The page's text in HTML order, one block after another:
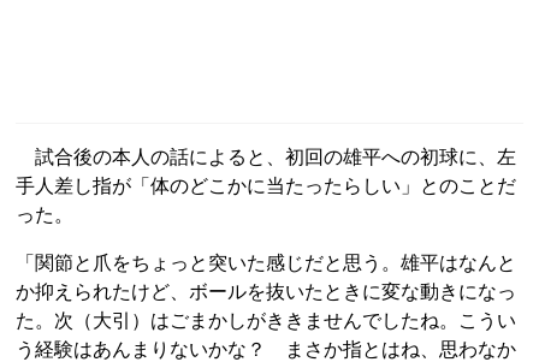
試合後の本人の話によると、初回の雄平への初球に、左
手人差し指が「体のどこかに当たったらしい」とのことだ
った。
「関節と爪をちょっと突いた感じだと思う。雄平はなんと
か抑えられたけど、ボールを抜いたときに変な動きになっ
た。次（大引）はごまかしがききませんでしたね。こうい
う経験はあんまりないかな？ まさか指とはね、思わなか